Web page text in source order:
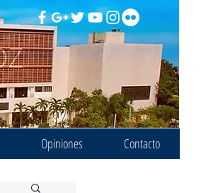
Opiniones Contacto